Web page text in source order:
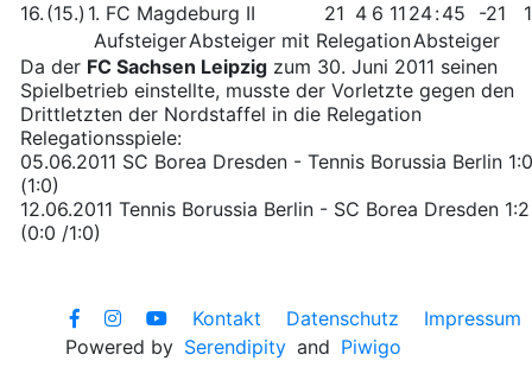
16. (15.) 1. FC Magdeburg II 21 4 6 11 24:45 -21
AufsteigerAbsteiger mit RelegationAbsteiger
Da der FC Sachsen Leipzig zum 30. Juni 2011 seinen
Spielbetrieb einstellte, musste der Vorletzte gegen den
Drittletzten der Nordstaffel in die Relegation
Relegationsspiele:
05.06.2011 SC Borea Dresden - Tennis Borussia Berlin 1:0
(1:0)
12.06.2011 Tennis Borussia Berlin - SC Borea Dresden 1:2
(0:0 /1:0)
Kontakt Datenschutz
Impressum
Powered by Serendipity and Piwigo